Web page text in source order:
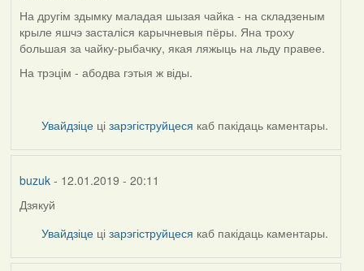
На другім здымку маладая шызая чайка - на складзеным
крыле яшчэ засталіся карычневыя пёры. Яна троху
большая за чайку-рыбачку, якая ляжыць на льду правее.
На трэцім - абодва гэтыя ж віды.
Увайдзіце цізарэгіструйцеся каб пакідаць каментары.
buzuk- 12.01.2019 - 20:11
Дзякуй
Увайдзіце цізарэгіструйцеся каб пакідаць каментары.